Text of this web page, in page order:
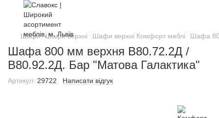
Шафи Шафи верхні Шафи верхні Комфорт меблі Шафа
Шафа 800 мм верхня В80.72.2Д /
В80.92.2Д. Бар "Матова Галактика"
Артикул: 29722 Написати відгук